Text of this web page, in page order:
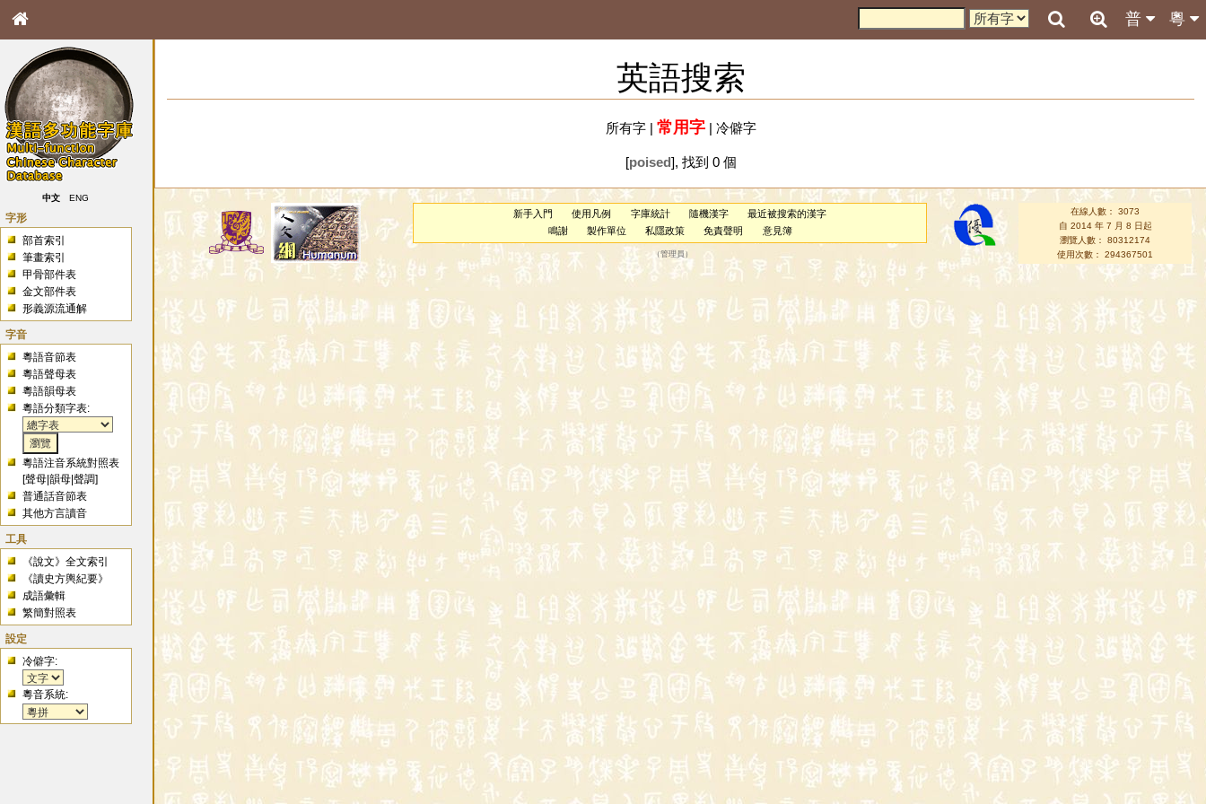
粵
普
中文 ENG
字形
部首索引
筆畫索引
甲骨部件表
金文部件表
形義源流通解
字音
粵語音節表
粵語聲母表
粵語韻母表
粵語分類字表:
粵語注音系統對照表
[聲母 |韻母 |聲調]
普通話音節表
其他方言讀音
工具
《說文》全文索引
《讀史方輿紀要》
成語彙輯
繁簡對照表
設定
冷僻字:
粵音系統:
英語搜索
所有字| 常用字| 冷僻字
[poised], 找到 0 個
新手入門 使用凡例 字庫統計 隨機漢字
最近被搜索的漢字
鳴謝
製作單位 私隱政策 免責聲明 意見簿
（管理員 ）
在線人數： 3073
自 2014 年 7 月 8 日起
瀏覽人數： 80312174
使用次數： 294367501